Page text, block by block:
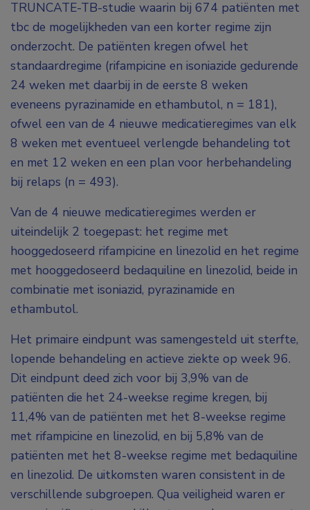
TRUNCATE-TB-studie waarin bij 674 patiënten met
tbc de mogelijkheden van een korter regime zijn
onderzocht. De patiënten kregen ofwel het
standaardregime (rifampicine en isoniazide gedurende
24 weken met daarbij in de eerste 8 weken
eveneens pyrazinamide en ethambutol, n = 181),
ofwel een van de 4 nieuwe medicatieregimes van elk
8 weken met eventueel verlengde behandeling tot
en met 12 weken en een plan voor herbehandeling
bij relaps (n = 493).
Van de 4 nieuwe medicatieregimes werden er
uiteindelijk 2 toegepast: het regime met
hooggedoseerd rifampicine en linezolid en het regime
met hooggedoseerd bedaquiline en linezolid, beide in
combinatie met isoniazid, pyrazinamide en
ethambutol.
Het primaire eindpunt was samengesteld uit sterfte,
lopende behandeling en actieve ziekte op week 96.
Dit eindpunt deed zich voor bij 3,9% van de
patiënten die het 24-weekse regime kregen, bij
11,4% van de patiënten met het 8-weekse regime
met rifampicine en linezolid, en bij 5,8% van de
patiënten met het 8-weekse regime met bedaquiline
en linezolid. De uitkomsten waren consistent in de
verschillende subgroepen. Qua veiligheid waren er